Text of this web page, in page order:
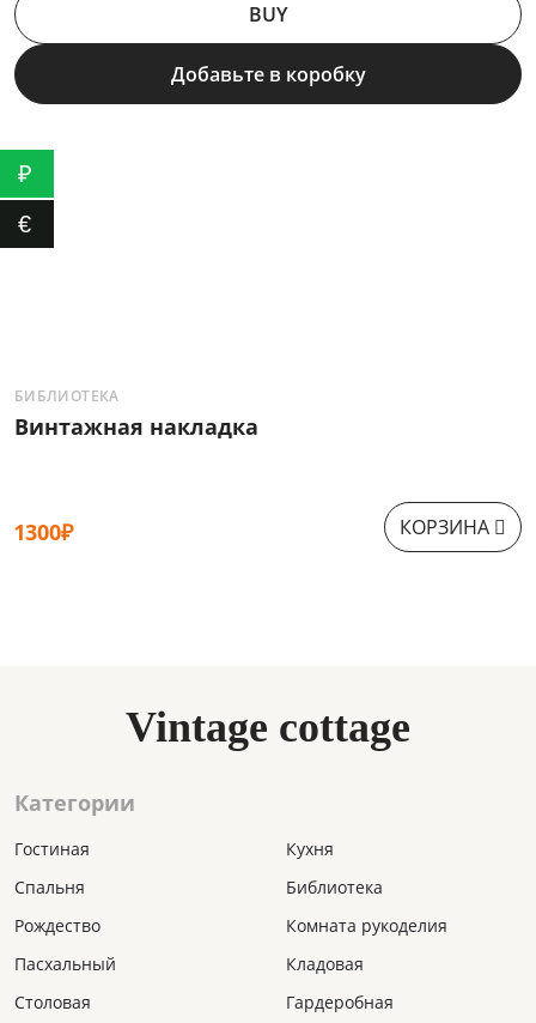
BUY
Добавьте в коробку
БИБЛИОТЕКА
Винтажная накладка
1300₽ КОРЗИНА
Vintage cottage
Категории
Гостиная
Спальня
Рождество
Пасхальный
Столовая
Кухня
Библиотека
Комната рукоделия
Кладовая
Гардеробная
₽
€